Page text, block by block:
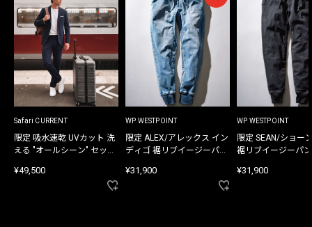
Safari CURRENT
限定 吸水速乾 UVカット 洗
える "オールシーン" セット
¥49,500
WP WESTPOINT
限定 ALEX/アレックス イン
ディゴ 裾リブイージーパン
¥31,900
WP WESTPOINT
限定 SEAN/ショー
裾リブイージーパ
¥31,900